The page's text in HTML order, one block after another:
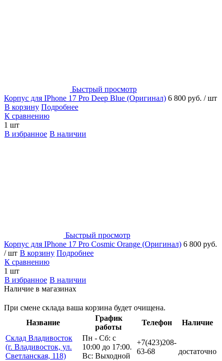
Быстрый просмотр
Корпус для IPhone 17 Pro Deep Blue (Оригинал) 6 800 руб. / шт
В корзину Подробнее
К сравнению
1 шт
В избранное В наличии
Быстрый просмотр
Корпус для IPhone 17 Pro Cosmic Orange (Оригинал) 6 800 руб.
/ шт В корзину Подробнее
К сравнению
1 шт
В избранное В наличии
Наличие в магазинах
При смене склада ваша корзина будет очищена.
Название
График
работы
Телефон
Наличие
Склад Владивосток
(г. Владивосток, ул.
Светланская, 118)
Пн - Сб: с
10:00 до 17:00.
Вс: Выходной
+7(423)208-
63-68
достаточно